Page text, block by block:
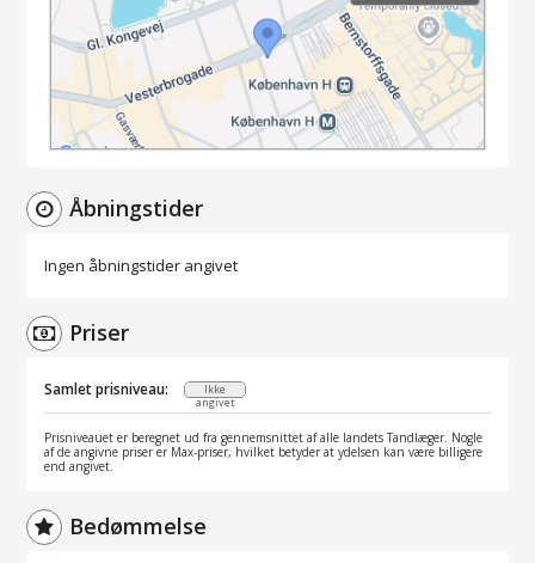
Åbningstider
Ingen åbningstider angivet
Priser
Samlet prisniveau:
Ikke
angivet
Prisniveauet er beregnet ud fra gennemsnittet af alle landets Tandlæger. Nogle
af de angivne priser er Max-priser, hvilket betyder at ydelsen kan være billigere
end angivet.
Bedømmelse